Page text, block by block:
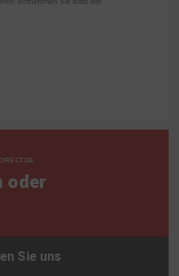
oder
Sie uns